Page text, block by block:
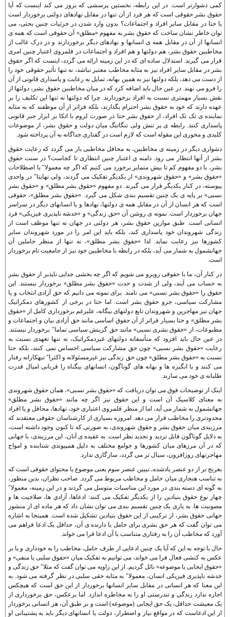
کمی دشوارتر است. در اين رابطه، نخستين پرسشی که بروز می کند اينست که آيا
حقوق بشر حقوقی است که هر فرد از آن تنها در مقابل نهادهای دولتی برخوردار است
يا حتا در مقابل ساير افراد و اجتماعات؟ بدون وارد شدن در جزئيات چنين بحثی، می
توان خاطر نشان ساخت که حقوق بشر به مفهوم «مطلق» آن حقوقی است که همه ی
انسانها از آن در مقابل همه ی انسانها و نهادهای ديگر برخوردارند و در درک غالب از
مخاطبين حقوق بشر، هم دولتها و هم افراد و اجتماعات در قلمروی اعتبار چنين امری
قرار می گيرند. استدلال ساده ای که در اين زمينه ارائه می گردد، اينست که اگر حقوق
بشر در مقابل ساير افراد نيز به مثابه مخاطب معتبر نباشد، نه تنها تأثير حقوقی خود را
از دست می دهد، بلکه دولتها نيز به همين بهانه، تمايل به رعايت و پاسداری قانونی از آن
را فرو می نهند. در عين حال بايد اضافه کرد که در ميان مخاطبين حقوق بشر، دولتها از
نقش بسيار مهمتری نسبت به افراد برخوردارند. چرا که دولتها نه تنها اين تکليف را بر
عهده دارند که خود به حقوق بشر احترام بگذارند، بلکه فراتر از آن موظفند که به مثابه
نماينده ی تک تک افراد، از حقوق بشر حتا در صورت لزوم با اتکا بر ابزار جبر قانونی
پاسداری کنند. رابطه ی پر تنش ولی تنگاتنگ ميان دولت و حقوق بشر، از موضوعات
کليدی و محوری اين مقوله است که لازم است در گفتاری جداگانه به آن پرداخته شود.
دشواری ديگر در زمينه ی مخاطبين، به محافل مخاطبی باز می گردد که رعايت حقوق
بشر از آنها انتظار می رود. دامنه ی اعتبار چنين انتظاری تا کجاست؟ در سنت حقوق
بشر، با دو مفهوم کم تا بيش متمايز برخورد می کنيم که اگر چه معمولا" با اصطلاحات
«حقوق بشر» و «حقوق شهروندی» از يکديگر تفکيک می گردند، ولی نهايتا" در واحدی
پيوسته، در کنار يکديگر قرار می گيرند. دو مفهوم «حقوق بشر مطلق» و «حقوق بشر
نسبی» بر پايه ی يک چنين تقسيم بندی شکل می گيرد. «حقوق بشر مطلق»، حقوقی
است که هر انسان از آن در مقابل همه ی دولتها، نهادها و يا انسانهای ديگر در سراسر
جهان برخوردار است. نمونه ی روشن آن «حق زندگی» و «خدشه ناپذيری فيزيکی» فرد
انسانی است. طبق موازين حقوق بشر، هر دولتی در جهان نه تنها موظف است از
زندگی شهروندان خود پاسداری کند، بلکه بايد اين امر را در مورد شهروندان ساير
کشورها نيز رعايت نمايد. لذا «حقوق بشر مطلق»، نه تنها از منظر حاملين آن
جهانشمول به شمار می آيد، بلکه در رابطه با مخاطبين خود نيز از جامعيت تام برخوردار
است.
در کنار آن، ما با حقوقی روبرو می شويم که اگر چه بخشی جدايی ناپذير از حقوق بشر
به حساب می آيند، ولی از شدت و حدت «حقوق بشر مطلق» برخوردار نيستند. اين
حقوق را «حقوق بشر نسبی» می نامند. برای نمونه می دانيم که حق آزادی انتخاب و يا
مشارکت سياسی، جزو حقوق بشر است. اما حتا در برخی از کشورهای دمکراتيک
جهان نيز مهاجرين و شهروندان تابع دولتهای بيگانه، عليرغم برخورداری کامل از «حقوق
بشر مطلق» و حتا بسيار فراتر از آن حقوق اساسی مانند حق آزادی بيان و اجتماعات و
مطبوعات، از «حقوق بشری نسبی» مانند حق گزينش سياسی تماما" برخوردار نيستند.
در عين حال بايد افزود که متأسفانه دولتهای غيردمکراتيک، نه تنها تعهدی نسبت به
رعايت «حقوق بشر نسبی» چون حق مشارکت سياسی احساس نمی کنند، بلکه حتا
نسبت به «حقوق بشر مطلق» چون حق زندگی نيز غيرمسئولانه و اکثرا" تبهکارانه رفتار
می کنند و با انگيزه ها و بهانه های گوناگون، انسانهای بيگناه را قربانی اميال قدرت
طلبانه ی خود می سازند.
اينک از توضيحات فوق می توان دريافت که «حقوق بشر نسبی»، همان حقوق شهروندی
به معنای کلاسيک آن است و اين حقوق نيز اگر چه مانند «حقوق بشر مطلق»
جهانشمول به شمار می آيد، اما از منظر قلمروی اعتباری خود، نهادها، محافل و يا افراد
محدودتری را مخاطب قرار می دهد. امروزه بسياری از کارشناسان حقوقی معتقدند که
مرزبندی ميان حقوق بشر و حقوق شهروندی، به صورتی که تا کنون وجود داشته است،
به دلايل گوناگون قابل ترديد و تجديد نظر است. به عقيده ی آنان، اين مرزبندی، با جهانی
که در آن مرزهای ميان کشورها و جوامع مختلف به دليل همپيوندی شتابنده و امواج
مهاجرتهای روزافزون، سيال تر می گردد، سازگاری ندارد.
بغرنج تر از دو عنصر يادشده، تبيين عنصر سوم يعنی موضوع يا محتوای حقوقی است که
به تناسب هنجاری ميان حامل و مخاطب مربوط می گردد. صاحب نظران، بدين منظور،
به گونه ای دسته بندی در مورد اين مناسبات متوسل می گردند و در اين زمينه، معمولا"
چهار نوع حقوق بنيادين را از يکديگر تفکيک می کنند: ادعاها، آزادي ها، صلاحيت ها و
مصونيت ها. به ياری يک چنين تقسيم بندی می توان نشان داد که هر ماده ای از منشور
جهانی حقوق بشر، از ترکيبی از اين حقوق بنيادين تشکيل شده است. همينجا به اشاره
می توان گفت که هر حق بشری برای حامل يا دارنده ی آن، حداقل يک ادعا فراهم می
آورد که مخاطب آن را به رفتاری متناسب با آن ادعا فرا می خواند.
حال با توجه به اين که آيا يک چنين ادعايی از طرف حامل، مخاطب را به خودداری و يا بر
عکس به کنشی فعال فرا می خواند، می توانيم به تفکيک ميان «حقوق سلبی يا منفی» و
«حقوق ايجابی يا موضوعه» نائل گرديم. از اين زاويه می توان گفت که مثلا" حق زندگی و
خدشه ناپذيری فيزيکی انسان، معمولا" به مثابه حقی سلبی در نظر گرفته می شود. به
اين معنا که هر انسانی در مقابل ساير انسانها برخوردار از اين حق است که هيچکس
اجازه ندارد زندگی و تندرستی او را به مخاطره اندازد. اما برعکس، حق برخورداری از
يک معيشت حداقل، يک حق ايجابی (موضوعه) است و بر طبق آن، هر انسانی برخوردار
از اين ادعاست که در مواقع نياز و اضطرار، دولت يا انسانهای ديگر بايد به پشتيبانی او